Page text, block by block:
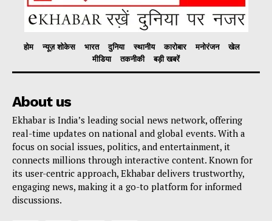
होम न्यूज़ शोकेस भारत दुनिया स्थानीय कारोबार मनोरंजन
खेल
मीडिया
तकनीकी बड़ी खबरें
About us
Ekhabar is India’s leading social news network, offering
real-time updates on national and global events. With a
focus on social issues, politics, and entertainment, it
connects millions through interactive content. Known for
its user-centric approach, Ekhabar delivers trustworthy,
engaging news, making it a go-to platform for informed
discussions.